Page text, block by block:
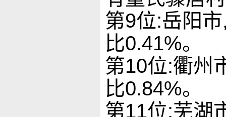
第9位:岳阳
比0.41%。
第10位:衢州
比0.84%。
第11位:芜湖